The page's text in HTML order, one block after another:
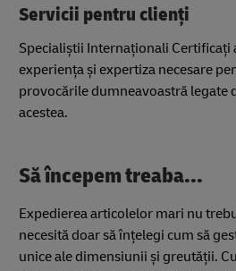
Servicii pentru clienți
Specialiștii Internaționali Certificați
experiența și expertiza necesare
provocările dumneavoastră legate
acestea.
Să începem treaba...
Expedierea articolelor mari nu
necesită doar să înțelegi cum să
unice ale dimensiunii și greutății.